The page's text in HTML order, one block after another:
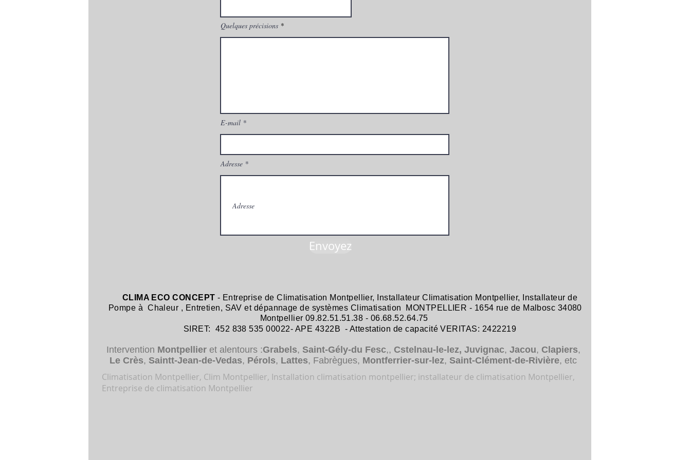
Quelques précisions
E-mail
Adresse
Envoyez
CLIMA ECO CONCEPT - Entreprise deClimatisation Montpellier, Installateur Climatisation Montpellier,
Installateur de
Pompe à Chaleur , Entretien, SAV et dépannage de systèmes Climatisation MONTPELLIER - 1654 rue de Malbosc 34080
Montpellier 09.82.51.51.38 - 06.68.52.64.75
SIRET: 452 838 535 00022- APE 4322B - Attestation de capacité VERITAS: 2422219
Intervention Montpellieret alentours :Grabels, Saint-Gély-du Fesc,, Cstelnau-le-lez, Juvignac, Jacou, Clapiers,
Le Crès, Saintt-Jean-de-Vedas, Pérols, Lattes, Fabrègues, Montferrier-sur-lez, Saint-Clément-de-Rivière, etc
Climatisation Montpellier, Clim Montpellier, Installation climatisation montpellier; installateur de climatisation Montpellier,
Entreprise de climatisation Montpellier